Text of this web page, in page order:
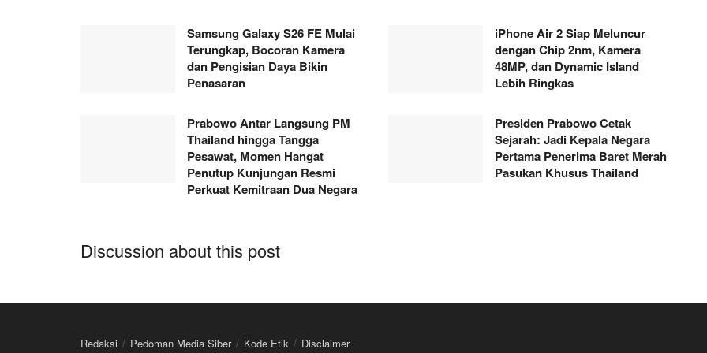
Samsung Galaxy S26 FE Mulai
Terungkap, Bocoran Kamera
dan Pengisian Daya Bikin
Penasaran
iPhone Air 2 Siap Meluncur
dengan Chip 2nm, Kamera
48MP, dan Dynamic Island
Lebih Ringkas
Prabowo Antar Langsung PM
Thailand hingga Tangga
Pesawat, Momen Hangat
Penutup Kunjungan Resmi
Perkuat Kemitraan Dua Negara
Presiden Prabowo Cetak
Sejarah: Jadi Kepala Negara
Pertama Penerima Baret Merah
Pasukan Khusus Thailand
Discussion about this post
Redaksi Pedoman Media Siber Kode Etik Disclaimer